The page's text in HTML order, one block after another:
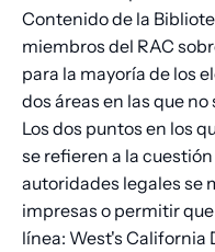
Contenido de la
miembros del RAC
para la mayoría de los
dos áreas en las que
Los dos puntos en los
se refieren a la
autoridades legales se
impresas o permitir
línea: West's California